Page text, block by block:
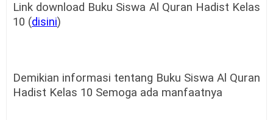
Link download Buku Siswa Al Quran Hadist Kelas
10 (disini)
Demikian informasi tentang Buku Siswa Al Quran
Hadist Kelas 10 Semoga ada manfaatnya